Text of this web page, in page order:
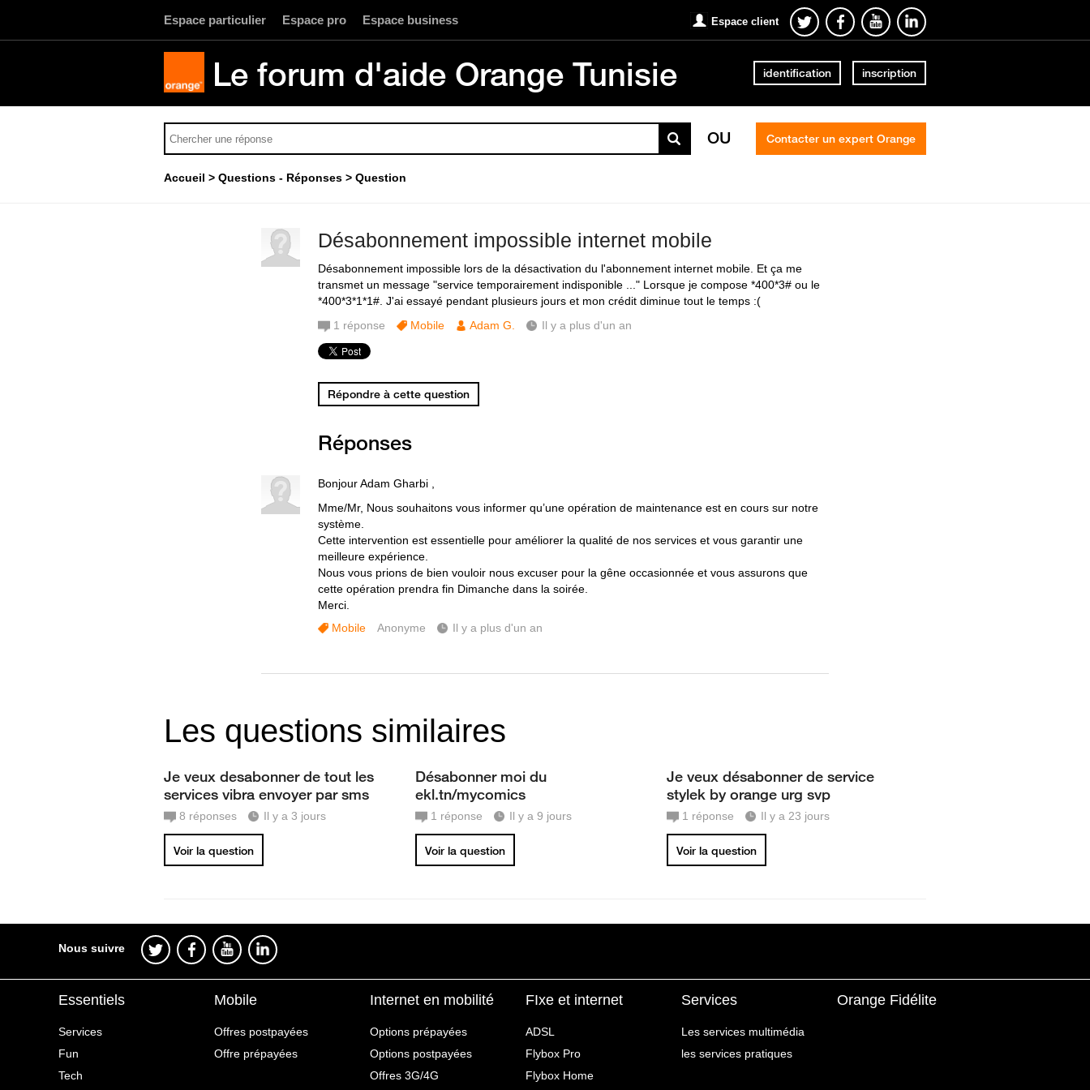
Espace particulier Espace pro Espace business Espace client
Le forum d'aide Orange Tunisie identification inscription
OU Contacter un expert Orange
Accueil Questions - Réponses Question
Désabonnement impossible internet mobile
Désabonnement impossible lors de la désactivation du l'abonnement internet mobile. Et ça me
transmet un message "service temporairement indisponible ..." Lorsque je compose *400*3# ou le
*400*3*1*1#. J'ai essayé pendant plusieurs jours et mon crédit diminue tout le temps :(
1 réponse Mobile Adam G. Il y a plus d'un an
Répondre à cette question
Réponses
Bonjour Adam Gharbi ,
Mme/Mr, Nous souhaitons vous informer qu’une opération de maintenance est en cours sur notre
système.
Cette intervention est essentielle pour améliorer la qualité de nos services et vous garantir une
meilleure expérience.
Nous vous prions de bien vouloir nous excuser pour la gêne occasionnée et vous assurons que
cette opération prendra fin Dimanche dans la soirée.
Merci.
Mobile
Anonyme Il y a plus d'un an
Les questions similaires
Je veux desabonner de tout les
services vibra envoyer par sms
8 réponses Il y a 3 jours
Voir la question
Désabonner moi du
ekl.tn/mycomics
1 réponse Il y a 9 jours
Voir la question
Je veux désabonner de service
stylek by orange urg svp
1 réponse Il y a 23 jours
Voir la question
Nous suivre
Essentiels
Services
Fun
Tech
Mobile
Offres postpayées
Offre prépayées
Internet en mobilité
Options prépayées
Options postpayées
Offres 3G/4G
FIxe et internet
ADSL
Flybox Pro
Flybox Home
Services
Les services multimédia
les services pratiques
Orange Fidélite